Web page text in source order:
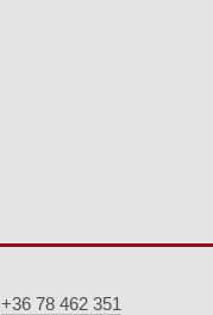
+36 78 462 351